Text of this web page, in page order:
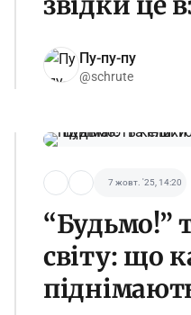
Пу-пу-пу
@schrute
7 жовт. '25, 14:20
“Будьмо!”
світу: що